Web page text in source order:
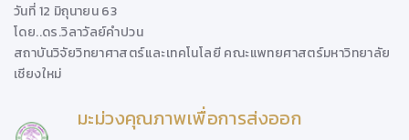
วันที่ 12 มิถุนายน 63
โดย..ดร.วิลาวัลย์คำปวน
สถาบันวิจัยวิทยาศาสตร์และเทคโนโลยีคณะแพทยศาสตร์มหาวิทยาลัย
เชียงใหม่
มะม่วงคุณภาพเพื่อการส่งออก